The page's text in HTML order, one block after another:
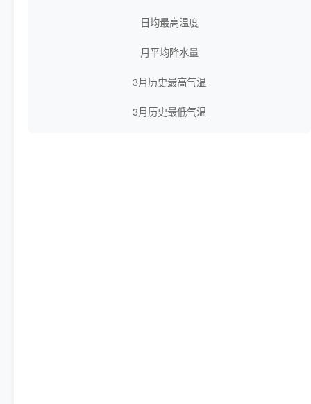
日均最高温度
月平均降水量
3月历史最高气温
3月历史最低气温